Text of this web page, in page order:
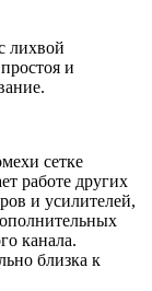
лихвой
и
сетке
работе других
и усилителей,
канала.
близка к